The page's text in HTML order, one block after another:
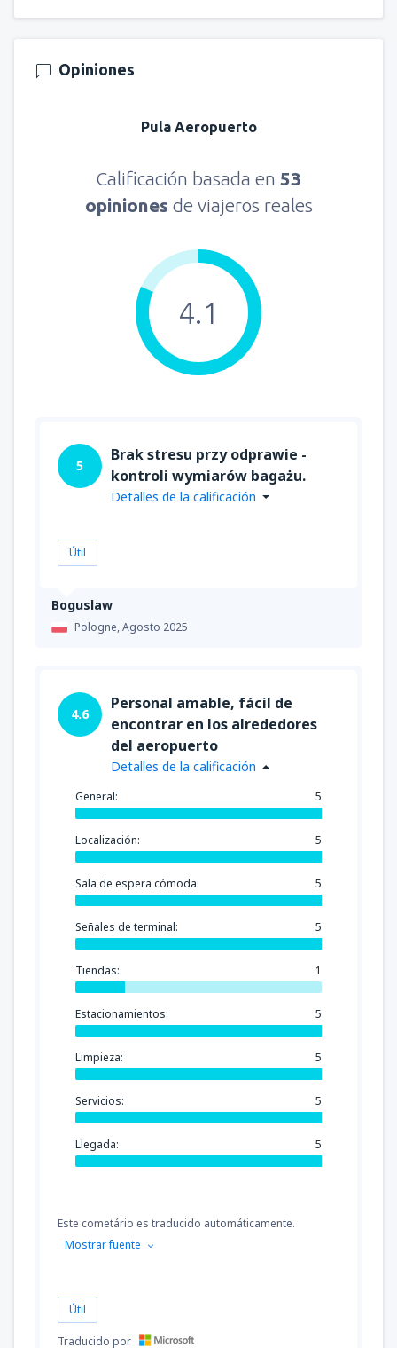
Opiniones
Pula Aeropuerto
Calificación basada en 53
opiniones de viajeros reales
4.1
Boguslaw
Pologne,Agosto 2025
5
Brak stresu przy odprawie -
kontroli wymiarów bagażu.
Detalles de la calificación
Útil
4.6
Personal amable, fácil de
encontrar en los alrededores
del aeropuerto
Detalles de la calificación
General: 5
Localización: 5
Sala de espera cómoda: 5
Señales de terminal: 5
Tiendas: 1
Estacionamientos: 5
Limpieza: 5
Servicios: 5
Llegada: 5
Este cometário es traducido automáticamente.
Mostrar fuente
Útil
Traducido por